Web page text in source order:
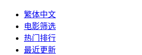
繁体中文
电影筛选
热门排行
最近更新